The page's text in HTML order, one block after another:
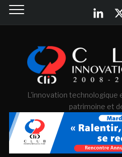
L'innovation technologique
patrimoine et